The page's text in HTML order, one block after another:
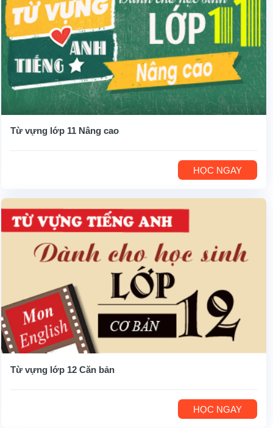
Từ vựng lớp 11 Nâng cao
HỌC NGAY
Từ vựng lớp 12 Căn bản
HỌC NGAY